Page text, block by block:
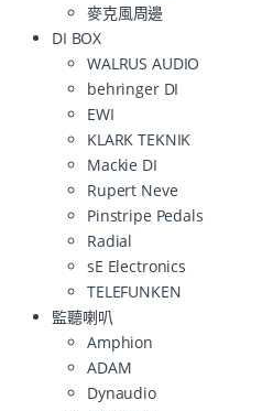
麥克風周邊
DI BOX
WALRUS AUDIO
behringer DI
EWI
KLARK TEKNIK
Mackie DI
Rupert Neve
Pinstripe Pedals
Radial
sE Electronics
TELEFUNKEN
監聽喇叭
Amphion
ADAM
Dynaudio